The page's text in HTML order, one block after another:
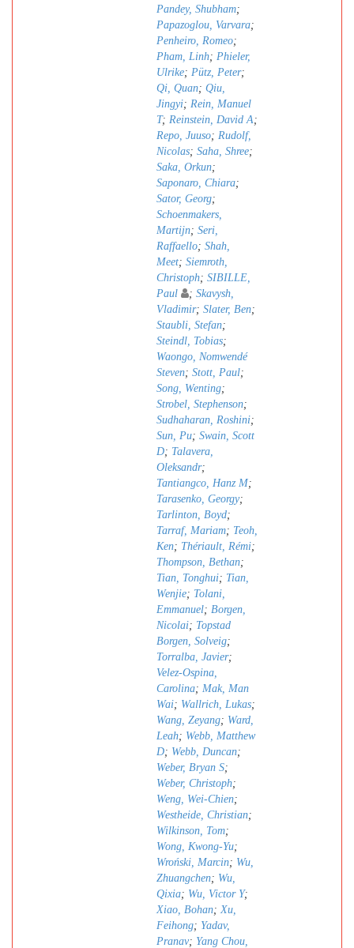
Pandey, Shubham;
Papazoglou, Varvara;
Penheiro, Romeo;
Pham, Linh; Phieler,
Ulrike; Pütz, Peter;
Qi, Quan; Qiu,
Jingyi; Rein, Manuel
T; Reinstein, David A;
Repo, Juuso; Rudolf,
Nicolas; Saha, Shree;
Saka, Orkun;
Saponaro, Chiara;
Sator, Georg;
Schoenmakers,
Martijn; Seri,
Raffaello; Shah,
Meet; Siemroth,
Christoph; SIBILLE,
Paul
; Skavysh,
Vladimir; Slater, Ben;
Staubli, Stefan;
Steindl, Tobias;
Waongo, Nomwendé
Steven; Stott, Paul;
Song, Wenting;
Strobel, Stephenson;
Sudhaharan, Roshini;
Sun, Pu; Swain, Scott
D; Talavera,
Oleksandr;
Tantiangco, Hanz M;
Tarasenko, Georgy;
Tarlinton, Boyd;
Tarraf, Mariam; Teoh,
Ken; Thériault, Rémi;
Thompson, Bethan;
Tian, Tonghui; Tian,
Wenjie; Tolani,
Emmanuel; Borgen,
Nicolai; Topstad
Borgen, Solveig;
Torralba, Javier;
Velez-Ospina,
Carolina; Mak, Man
Wai; Wallrich, Lukas;
Wang, Zeyang; Ward,
Leah; Webb, Matthew
D; Webb, Duncan;
Weber, Bryan S;
Weber, Christoph;
Weng, Wei-Chien;
Westheide, Christian;
Wilkinson, Tom;
Wong, Kwong-Yu;
Wroński, Marcin; Wu,
Zhuangchen; Wu,
Qixia; Wu, Victor Y;
Xiao, Bohan;Xu,
Feihong; Yadav,
Pranav; Yang Chou,